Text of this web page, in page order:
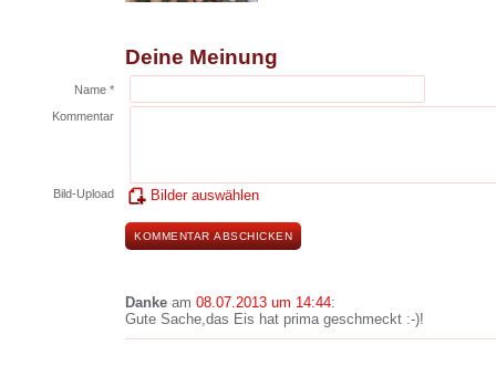
Deine Meinung
Name *
Kommentar
Bild-Upload Bilder auswählen
Danke am 08.07.2013 um 14:44:
Gute Sache,das Eis hat prima geschmeckt :-)!